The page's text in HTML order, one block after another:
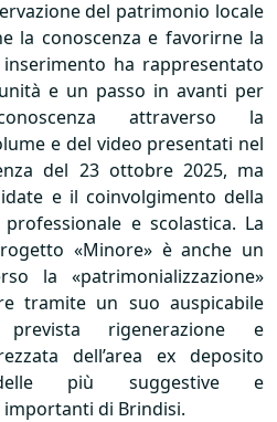
del patrimonio locale
la conoscenza e favorirne la
inserimento ha rappresentato
e un passo in avanti per
attraverso la
e del video presentati nel
del 23 ottobre 2025, ma
e il coinvolgimento della
e scolastica. La
«Minore» è anche un
la «patrimonializzazione»
tramite un suo auspicabile
rigenerazione e
dell’area ex deposito
più suggestive e
di Brindisi.